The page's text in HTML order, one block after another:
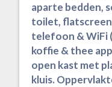
aparte bedden,
toilet, flatscreen
telefoon & WiFi
koffie & thee
open kast met
kluis.